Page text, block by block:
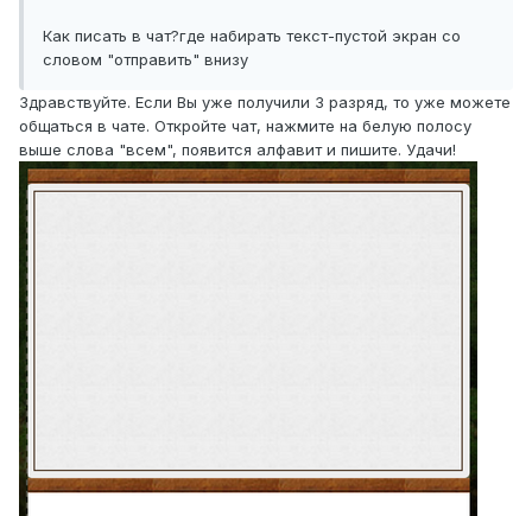
Как писать в чат?где набирать текст-пустой экран со
словом "отправить" внизу
Здравствуйте. Если Вы уже получили 3 разряд, то уже можете
общаться в чате. Откройте чат, нажмите на белую полосу
выше слова "всем", появится алфавит и пишите. Удачи!